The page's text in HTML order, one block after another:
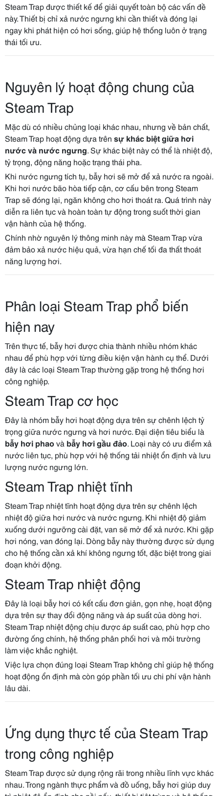
Steam Trap được thiết kế để giải quyết toàn bộ các vấn đề
này. Thiết bị chỉ xả nước ngưng khi cần thiết và đóng lại
ngay khi phát hiện có hơi sống, giúp hệ thống luôn ở trạng
thái tối ưu.
Nguyên lý hoạt động chung của
Steam Trap
Mặc dù có nhiều chủng loại khác nhau, nhưng về bản chất,
Steam Trap hoạt động dựa trên sự khác biệt giữa hơi
nước và nước ngưng. Sự khác biệt này có thể là nhiệt độ,
tỷ trọng, động năng hoặc trạng thái pha.
Khi nước ngưng tích tụ, bẫy hơi sẽ mở để xả nước ra ngoài.
Khi hơi nước bão hòa tiếp cận, cơ cấu bên trong Steam
Trap sẽ đóng lại, ngăn không cho hơi thoát ra. Quá trình này
diễn ra liên tục và hoàn toàn tự động trong suốt thời gian
vận hành của hệ thống.
Chính nhờ nguyên lý thông minh này mà Steam Trap vừa
đảm bảo xả nước hiệu quả, vừa hạn chế tối đa thất thoát
năng lượng hơi.
Phân loại Steam Trap phổ biến
hiện nay
Trên thực tế, bẫy hơi được chia thành nhiều nhóm khác
nhau để phù hợp với từng điều kiện vận hành cụ thể. Dưới
đây là các loại Steam Trap thường gặp trong hệ thống hơi
công nghiệp.
Steam Trap cơ học
Đây là nhóm bẫy hơi hoạt động dựa trên sự chênh lệch tỷ
trọng giữa nước ngưng và hơi nước. Đại diện tiêu biểu là
bẫy hơi phaovà bẫy hơi gầu đảo. Loại này có ưu điểm xả
nước liên tục, phù hợp với hệ thống tải nhiệt ổn định và lưu
lượng nước ngưng lớn.
Steam Trap nhiệt tĩnh
Steam Trap nhiệt tĩnh hoạt động dựa trên sự chênh lệch
nhiệt độ giữa hơi nước và nước ngưng. Khi nhiệt độ giảm
xuống dưới ngưỡng cài đặt, van sẽ mở để xả nước. Khi gặp
hơi nóng, van đóng lại. Dòng bẫy này thường được sử dụng
cho hệ thống cần xả khí không ngưng tốt, đặc biệt trong giai
đoạn khởi động.
Steam Trap nhiệt động
Đây là loại bẫy hơi có kết cấu đơn giản, gọn nhẹ, hoạt động
dựa trên sự thay đổi động năng và áp suất của dòng hơi.
Steam Trap nhiệt động chịu được áp suất cao, phù hợp cho
đường ống chính, hệ thống phân phối hơi và môi trường
làm việc khắc nghiệt.
Việc lựa chọn đúng loại Steam Trap không chỉ giúp hệ thống
hoạt động ổn định mà còn góp phần tối ưu chi phí vận hành
lâu dài.
Ứng dụng thực tế của Steam Trap
trong công nghiệp
Steam Trap được sử dụng rộng rãi trong nhiều lĩnh vực khác
nhau. Trong ngành thực phẩm và đồ uống, bẫy hơi giúp duy